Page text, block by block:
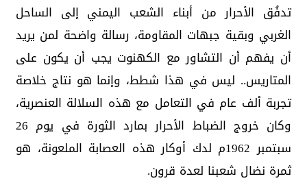
تدفُق الأحرار من أبناء الشعب اليمني إلى الساحل
الغربي وبقية جبهات المقاومة، رسالة واضحة لمن يريد
أن يفهم أن التشاور مع الكهنوت يجب أن يكون على
المتاريس.. ليس في هذا شطط، وإنما هو نتاج خلاصة
تجربة ألف عام في التعامل مع هذه السلالة العنصرية،
وكان خروج الضباط الأحرار بمارد الثورة في يوم 26
سبتمبر 1962م لدك أوكار هذه العصابة الملعونة، هو
ثمرة نضال شعبنا لعدة قرون.